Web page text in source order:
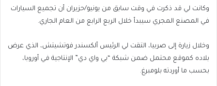
وكانت لي قد ذكرت في وقت سابق من يونيو/حزيران أن تجميع السيارات
في المصنع المجري سيبدأ خلال الربع الرابع من العام الجاري.
وخلال زيارة إلى صربيا، التقت لي الرئيس ألكسندر فوتشيتش، الذي عرض
بلاده كموقع محتمل ضمن شبكة “بي واي دي” الإنتاجية في أوروبا،
بحسب ما أوردته بلومبرغ.